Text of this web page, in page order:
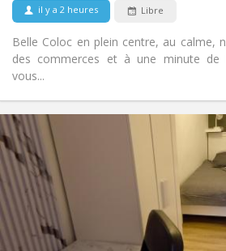
il y a 2 heures Libre
Belle Coloc en plein centre, au calme,
des commerces et à une minute de
vous...
12 mois, 11 mois,
Sous